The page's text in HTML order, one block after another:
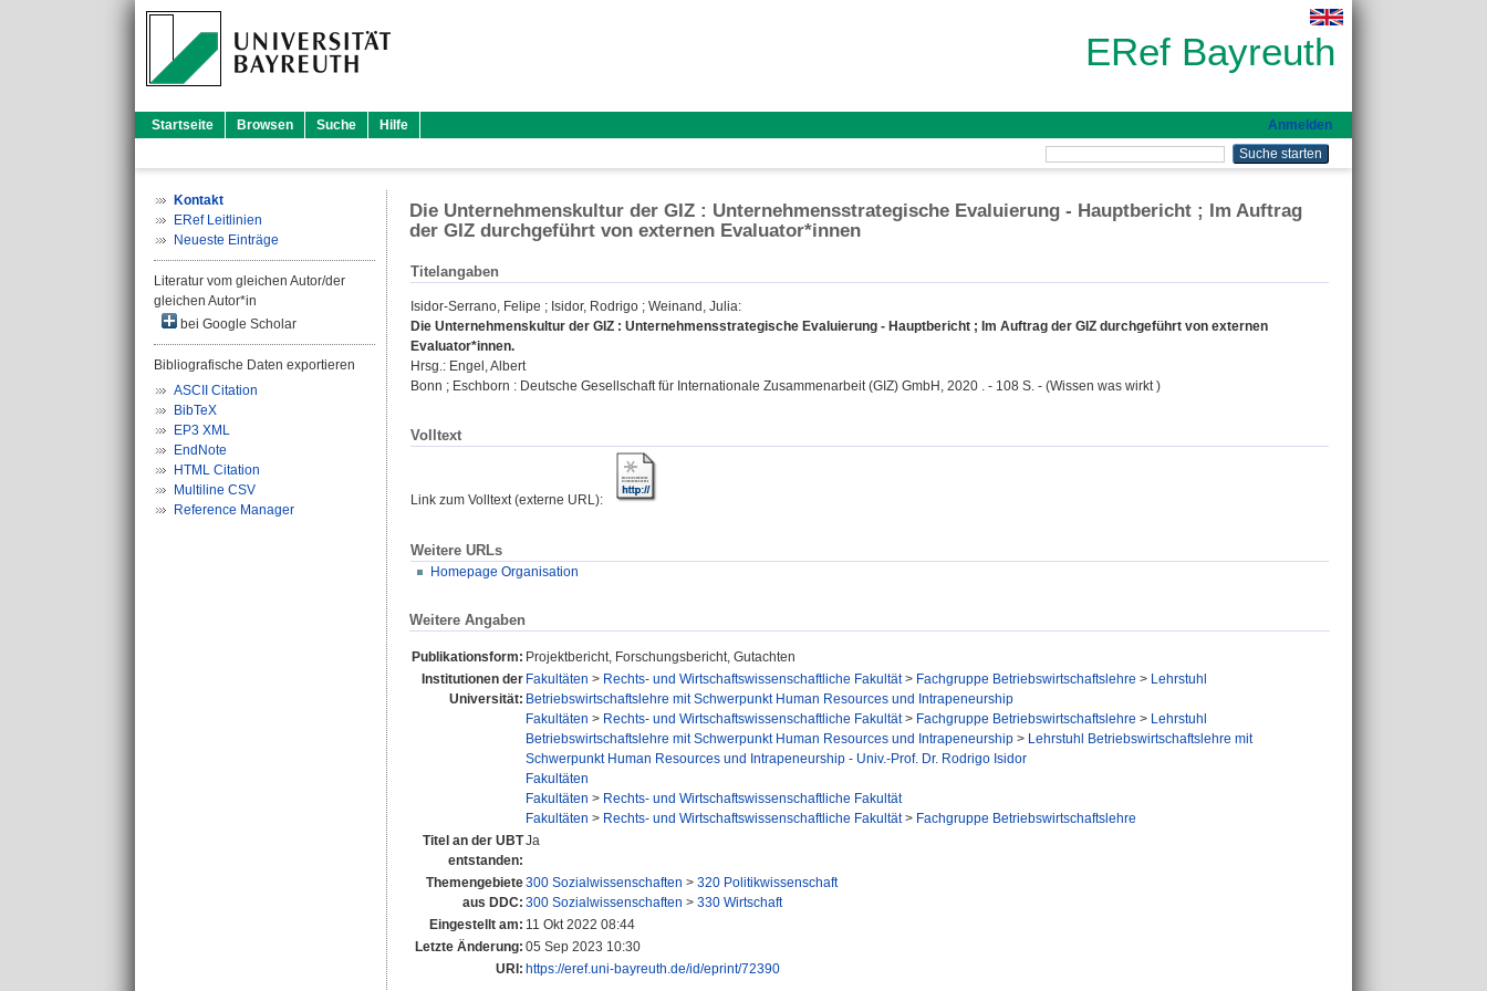
ERef Bayreuth
Startseite Browsen Suche Hilfe Anmelden
Kontakt
ERef Leitlinien
Neueste Einträge
Literatur vom gleichen Autor/der
gleichen Autor*in
bei Google Scholar
Bibliografische Daten exportieren
ASCII Citation
BibTeX
EP3 XML
EndNote
HTML Citation
Multiline CSV
Reference Manager
Die Unternehmenskultur der GIZ : Unternehmensstrategische Evaluierung - Hauptbericht ; Im Auftrag
der GIZ durchgeführt von externen Evaluator*innen
Titelangaben
Isidor-Serrano, Felipe ; Isidor, Rodrigo ; Weinand, Julia:
Die Unternehmenskultur der GIZ : Unternehmensstrategische Evaluierung - Hauptbericht ; Im Auftrag der GIZ durchgeführt von externen
Evaluator*innen.
Hrsg.: Engel, Albert
Bonn ; Eschborn : Deutsche Gesellschaft für Internationale Zusammenarbeit (GIZ) GmbH, 2020 . - 108 S. - (Wissen was wirkt )
Volltext
Link zum Volltext (externe URL):
Weitere URLs
Homepage Organisation
Weitere Angaben
Publikationsform: Projektbericht, Forschungsbericht, Gutachten
Institutionen der
Universität:
Fakultäten > Rechts- und Wirtschaftswissenschaftliche Fakultät> Fachgruppe Betriebswirtschaftslehre > Lehrstuhl
Betriebswirtschaftslehre mit Schwerpunkt Human Resources und Intrapeneurship
Fakultäten > Rechts- und Wirtschaftswissenschaftliche Fakultät> Fachgruppe Betriebswirtschaftslehre > Lehrstuhl
Betriebswirtschaftslehre mit Schwerpunkt Human Resources und Intrapeneurship > Lehrstuhl Betriebswirtschaftslehre mit
Schwerpunkt Human Resources und Intrapeneurship - Univ.-Prof. Dr. Rodrigo Isidor
Fakultäten
Fakultäten > Rechts- und Wirtschaftswissenschaftliche Fakultät
Fakultäten > Rechts- und Wirtschaftswissenschaftliche Fakultät> Fachgruppe Betriebswirtschaftslehre
Titel an der UBT
entstanden:
Ja
Themengebiete
aus DDC:
300 Sozialwissenschaften > 320 Politikwissenschaft
300 Sozialwissenschaften > 330 Wirtschaft
Eingestellt am: 11 Okt 2022 08:44
Letzte Änderung: 05 Sep 2023 10:30
URI: https://eref.uni-bayreuth.de/id/eprint/72390